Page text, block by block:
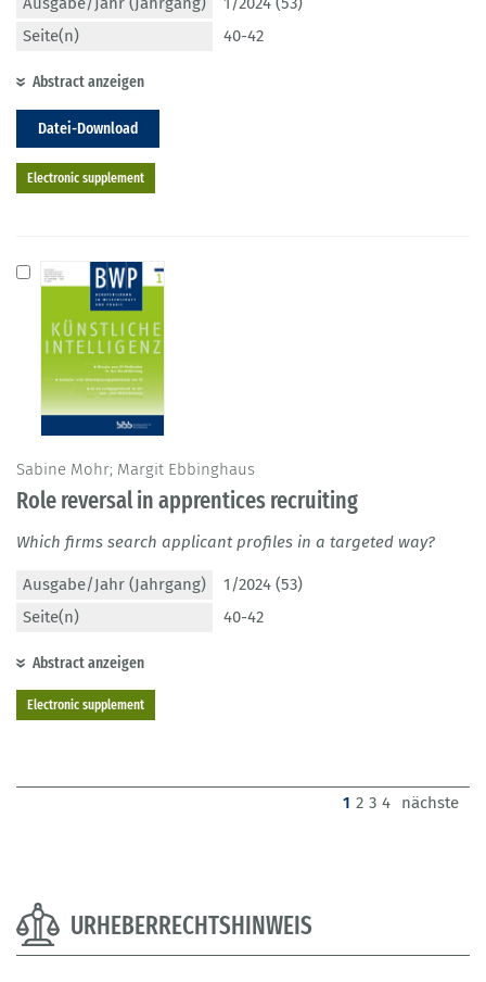
Seite(n)
40-42
Abstract anzeigen
Datei-Download
Electronic supplement
Sabine Mohr; Margit Ebbinghaus
Role reversal in apprentices recruiting
Which firms search applicant profiles in a targeted way?
Ausgabe/Jahr (Jahrgang)
1/2024 (53)
Seite(n)
40-42
Abstract anzeigen
Electronic supplement
1 (current)
2 3 4 nächste
URHEBERRECHTSHINWEIS